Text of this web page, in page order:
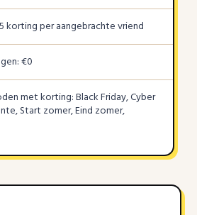
korting per aangebrachte vriend
€0
met korting: Black Friday, Cyber
Start zomer, Eind zomer,